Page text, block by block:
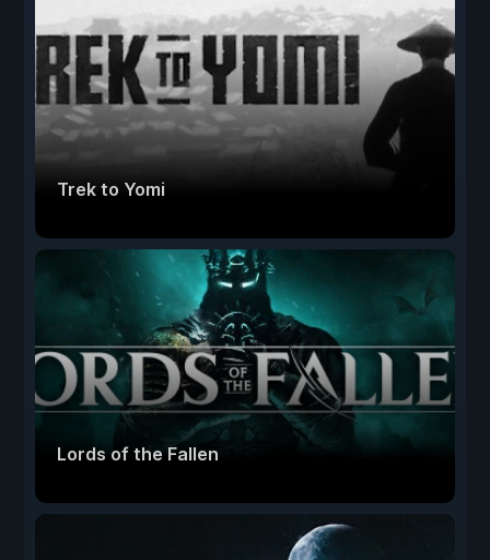
Trek to Yomi
Lords of the Fallen